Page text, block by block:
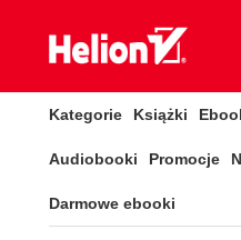
Kategorie Książki
Audiobooki Promocje
Darmowe ebooki